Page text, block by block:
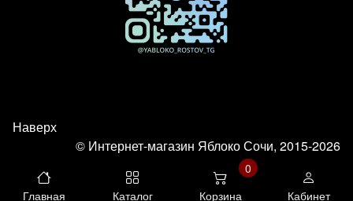
Наверх
© Интернет-магазин Яблоко Сочи, 2015-2026
Главная Каталог
0
Корзина
Кабинет